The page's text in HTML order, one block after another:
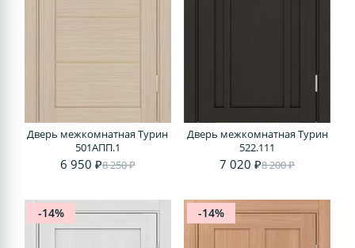
Дверь межкомнатная Турин
501AПП.1
6 950 ₽8 250 ₽
Дверь межкомнатная Турин
522.111
7 020 ₽8 200 ₽
-14% -14%